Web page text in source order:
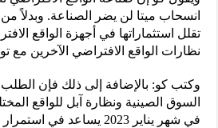
انسحاب ميتا لن يضر الصناعة. وبدلاً من
تقلل استثماراتها في أجهزة الواقع
نظارات الواقع الافتراضي الآخرين مع
وكتب كو: بالإضافة إلى ذلك فإن الطلب
السوق الصينية ونظارة آبل للواقع
في شهر يناير 2023 يساعد في